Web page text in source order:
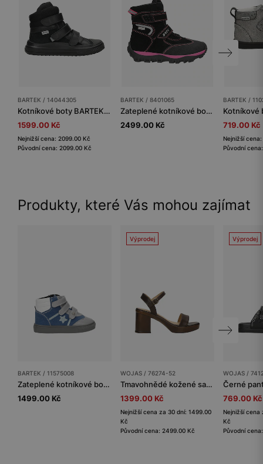
BARTEK / 14044305
Kotníkové boty BARTEK 14044305, černé
1599.00 Kč
Nejnižší cena: 2099.00 Kč
Původní cena: 2099.00 Kč
BARTEK / 8401065
Zateplené kotníkové boty BARTEK 84010-65, černo-růžové
2499.00 Kč
BARTEK /
719.00 Kč
Nejnižší
Původní
Produkty, které Vás mohou zajímat
BARTEK / 11575008
Zateplené kotníkové boty BARTEK 11575008, modro-šedé
1499.00 Kč
Výprodej
WOJAS / 76274-52
Tmavohnědé kožené sandály na širokém podpatku
1399.00 Kč
Nejnižší cena za 30 dní: 1499.00
Kč
Původní cena: 2499.00 Kč
Výprodej
WOJAS /
769.00 Kč
Nejnižší cena
Kč
Původní